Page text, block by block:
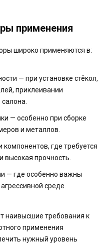
применения
широко применяются в:
— при установке стёкол,
приклеивании
— особенно при сборке
и металлов.
где требуется
высокая прочность.
— где особенно важны
среде.
наивысшие требования к
применения
нужный уровень